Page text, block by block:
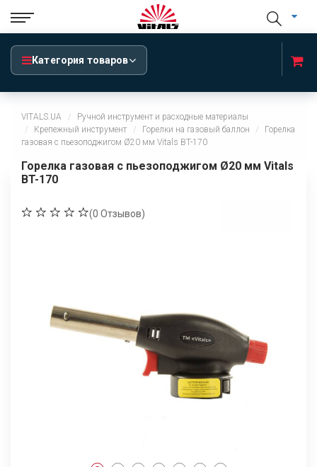
Категория товаров
VITALS.UA
Ручной инструмент и расходные материалы
Крепежный инструмент
Горелки на газовый баллон
Горелка
газовая с пьезоподжигом Ø20 мм Vitals BT-170
Горелка газовая с пьезоподжигом Ø20 мм Vitals
BT-170
(0 Отзывов)